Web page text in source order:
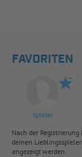
FAVORITEN
Spieler
Nach der
deinen
angezeigt werden.